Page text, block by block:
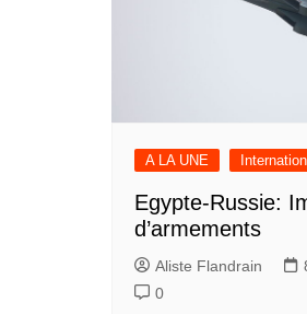
A LA UNE
Egypte-Russie:
d’armements
Aliste Flandrain
0